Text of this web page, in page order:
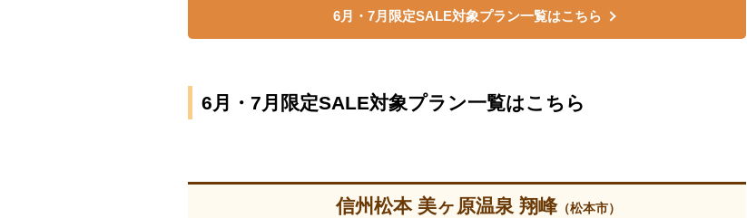
6月・7月限定SALE対象プラン一覧はこちら
6月・7月限定SALE対象プラン一覧はこちら
信州松本 美ヶ原温泉 翔峰（松本市）